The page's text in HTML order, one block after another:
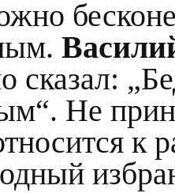
сказал:
Не